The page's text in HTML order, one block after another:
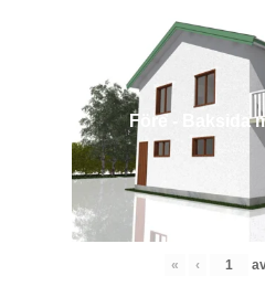
Före - Baksida
« ‹